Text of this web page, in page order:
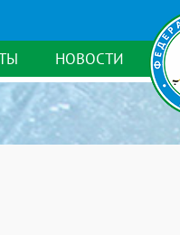
НОВОСТИ